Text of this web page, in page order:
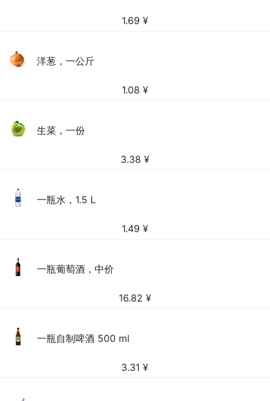
1.69 ¥
洋葱，一公斤
1.08 ¥
生菜，一份
3.38 ¥
一瓶水，1.5 L
1.49 ¥
一瓶葡萄酒，中价
16.82 ¥
一瓶自制啤酒 500 ml
3.31 ¥